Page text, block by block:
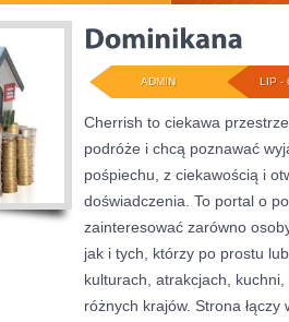
LIP -
ADMIN
Cherrish to ciekawa
podróże i chcą poznawać
pośpiechu, z ciekawością i
doświadczenia. To portal o
zainteresować zarówno
jak i tych, którzy po prostu
kulturach, atrakcjach,
różnych krajów. Strona